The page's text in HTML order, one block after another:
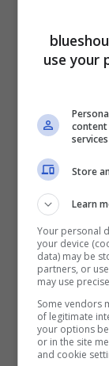
Se ti muovi
racconta il
per nome
mostra
questi
scatti virali.
bontà
scegliere,
Il gusto
La cucina
in viaggio.
use your
content
Store
Learn
Your personal
your device
data) may be
partners, or
may use
Some vendors
of legitimate
your options
or in the site
and cookie